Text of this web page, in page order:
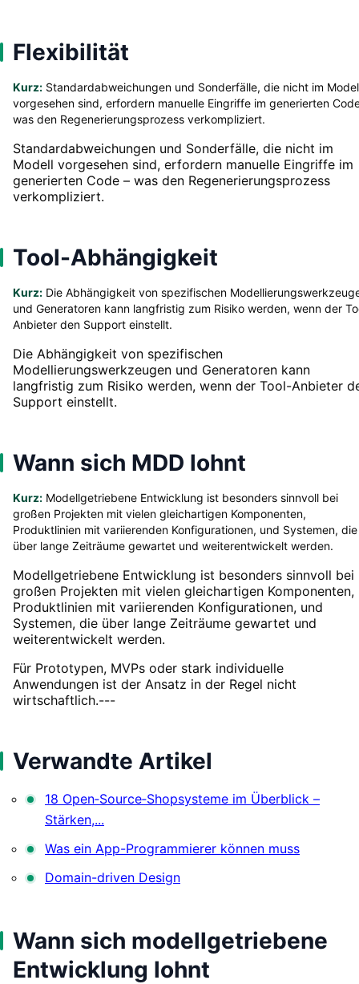
Flexibilität
Kurz: Standardabweichungen und Sonderfälle, die nicht im
vorgesehen sind, erfordern manuelle Eingriffe im generierten
was den Regenerierungsprozess verkompliziert.
Standardabweichungen und Sonderfälle, die nicht im
Modell vorgesehen sind, erfordern manuelle Eingriffe im
generierten Code – was den Regenerierungsprozess
verkompliziert.
Tool-Abhängigkeit
Kurz: Die Abhängigkeit von spezifischen
und Generatoren kann langfristig zum Risiko werden, wenn der
Anbieter den Support einstellt.
Die Abhängigkeit von spezifischen
Modellierungswerkzeugen und Generatoren kann
langfristig zum Risiko werden, wenn der Tool-Anbieter
Support einstellt.
Wann sich MDD lohnt
Kurz: Modellgetriebene Entwicklung ist besonders sinnvoll bei
großen Projekten mit vielen gleichartigen Komponenten,
Produktlinien mit variierenden Konfigurationen, und Systemen, die
über lange Zeiträume gewartet und weiterentwickelt werden.
Modellgetriebene Entwicklung ist besonders sinnvoll bei
großen Projekten mit vielen gleichartigen Komponenten,
Produktlinien mit variierenden Konfigurationen, und
Systemen, die über lange Zeiträume gewartet und
weiterentwickelt werden.
Für Prototypen, MVPs oder stark individuelle
Anwendungen ist der Ansatz in der Regel nicht
wirtschaftlich.---
Verwandte Artikel
18 Open‑Source‑Shopsysteme im Überblick –
Stärken,...
Was ein App-Programmierer können muss
Domain-driven Design
Wann sich modellgetriebene
Entwicklung lohnt